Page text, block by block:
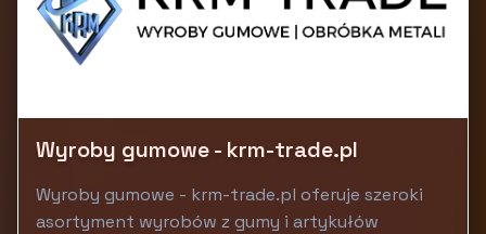
Wyroby gumowe - krm-trade.pl
Wyroby gumowe - krm-trade.pl oferuje szeroki
asortyment wyrobów z gumy i artykułów